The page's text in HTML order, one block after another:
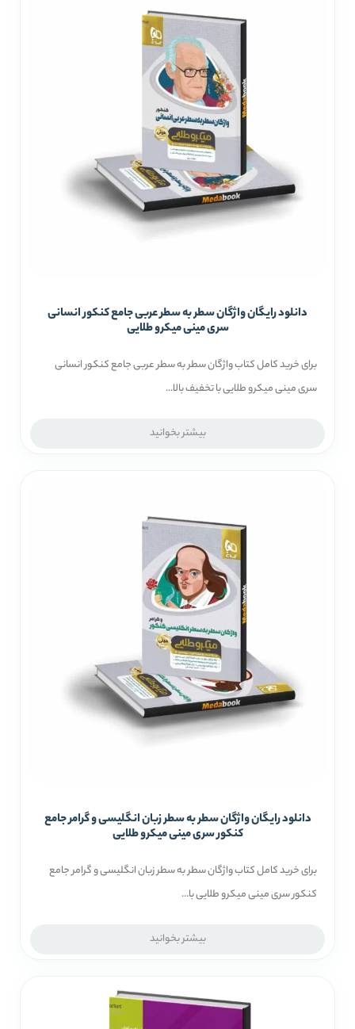
دانلود رایگان واژگان سطر به سطر عربی جامع کنکور انسانی
سری مینی میکرو طلایی
برای خرید کامل کتاب واژگان سطر به سطر عربی جامع کنکور انسانی
سری مینی میکرو طلایی با تخفیف بالا...
بیشتر بخوانید
دانلود رایگان واژگان سطر به سطر زبان انگلیسی و گرامر جامع
کنکور سری مینی میکرو طلایی
برای خرید کامل کتاب واژگان سطر به سطر زبان انگلیسی و گرامر جامع
کنکور سری مینی میکرو طلایی با...
بیشتر بخوانید